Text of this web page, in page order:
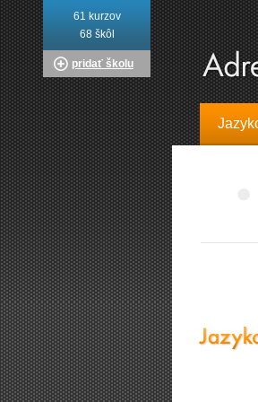
61 kurzov
68 škôl
pridať školu